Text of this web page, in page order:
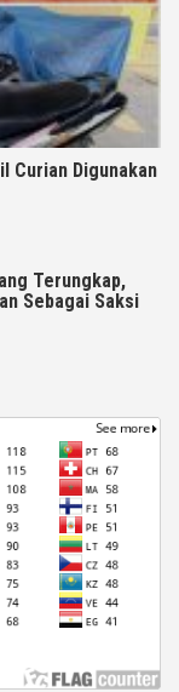
Curian Digunakan
Terungkap,
Sebagai Saksi